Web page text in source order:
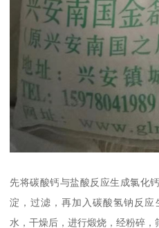
先将碳酸钙与盐酸反应生成氯化
淀，过滤，再加入碳酸氢钠反
水，干燥后，进行煅烧，经粉碎，